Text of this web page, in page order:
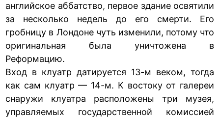
английское аббатство, первое здание освятили
за несколько недель до его смерти. Его
гробницу в Лондоне чуть изменили, потому что
оригинальная была уничтожена в
Реформацию.
Вход в клуатр датируется 13-м веком, тогда
как сам клуатр — 14-м. К востоку от галереи
снаружи клуатра расположены три музея,
управляемых государственной комиссией